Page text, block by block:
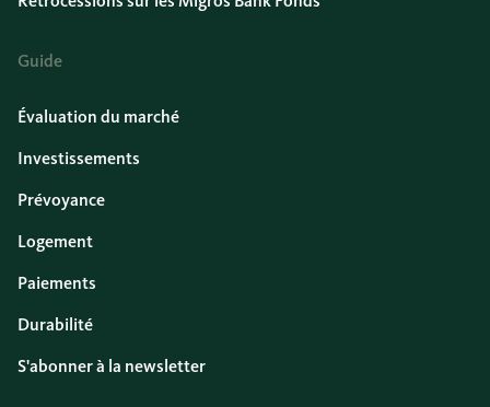
Guide
Évaluation du marché
Investissements
Prévoyance
Logement
Paiements
Durabilité
S'abonner à la newsletter